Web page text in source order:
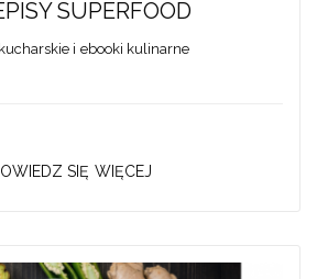
SUPERFOOD
i ebooki kulinarne
SIĘ WIĘCEJ